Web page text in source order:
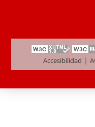
Accesibilidad |